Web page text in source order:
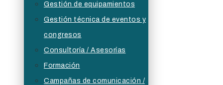
Gestión de equipamientos
Gestión técnica de eventos y
congresos
Consultoría / Asesorías
Formación
Campañas de comunicación /